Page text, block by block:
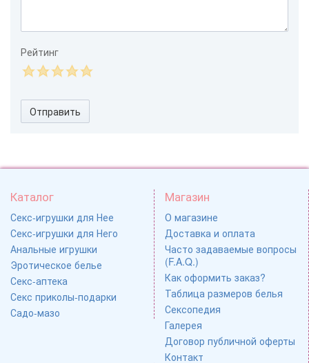
Рейтинг
Отправить
Каталог
Секс-игрушки для Нее
Секс-игрушки для Него
Анальные игрушки
Эротическое белье
Секс-аптека
Секс приколы-подарки
Садо-мазо
Магазин
О магазине
Доставка и оплата
Часто задаваемые вопросы
(F.A.Q.)
Как оформить заказ?
Таблица размеров белья
Сексопедия
Галерея
Договор публичной оферты
Контакт